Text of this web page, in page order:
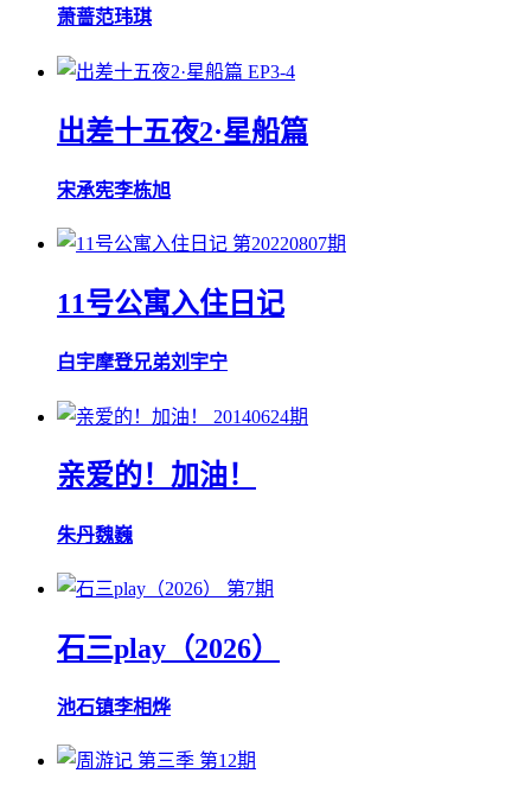
萧蔷范玮琪
EP3-4
出差十五夜2·星船篇
宋承宪李栋旭
第20220807期
11号公寓入住日记
白宇摩登兄弟刘宇宁
20140624期
亲爱的！加油！
朱丹魏巍
第7期
石三play（2026）
池石镇李相烨
第12期